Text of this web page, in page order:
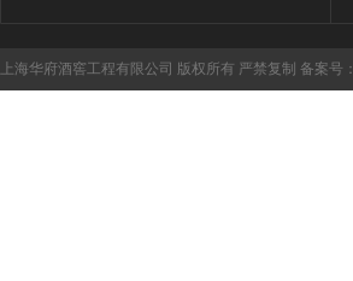
上海华府酒窖工程有限公司 版权所有 严禁复制 备案号：